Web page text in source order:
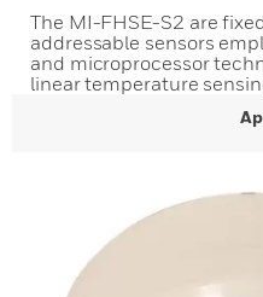
The MI-FHSE-S2 are
addressable sensors
and microprocessor
linear temperature